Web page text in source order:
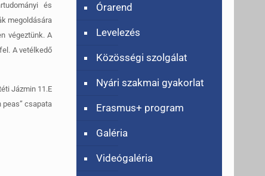
és
megoldására
végeztünk. A
A vetélkedő
Jázmin 11.E
peas” csapata
Órarend
Levelezés
Közösségi szolgálat
Nyári szakmai gyakorlat
Erasmus+ program
Galéria
Videógaléria